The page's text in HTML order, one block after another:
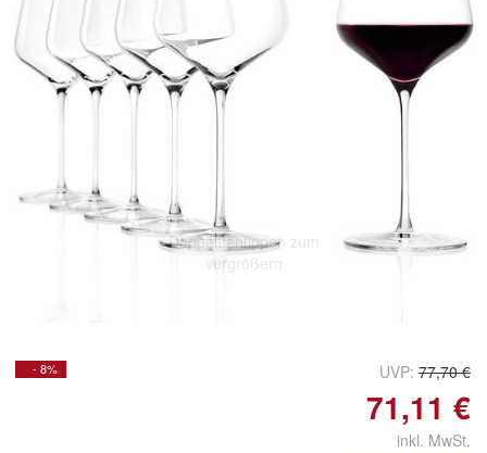
Doppelt antippen zum
vergrößern
- 8% UVP: 77,70 €
71,11 €
inkl. MwSt.